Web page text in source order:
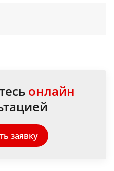
онлайн
заявку